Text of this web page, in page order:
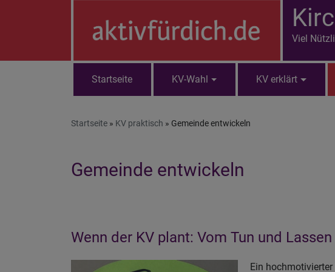
Viel
Startseite KV-Wahl KV erklärt
Startseite KV praktisch Gemeinde entwickeln
Gemeinde entwickeln
Wenn der KV plant: Vom Tun und Lassen
Ein